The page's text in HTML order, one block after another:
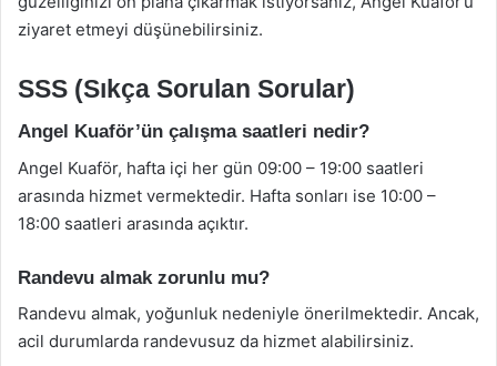
ziyaret etmeyi düşünebilirsiniz.
SSS (Sıkça Sorulan Sorular)
Angel Kuaför’ün çalışma saatleri nedir?
Angel Kuaför, hafta içi her gün 09:00 – 19:00 saatleri
arasında hizmet vermektedir. Hafta sonları ise 10:00 –
18:00 saatleri arasında açıktır.
Randevu almak zorunlu mu?
Randevu almak, yoğunluk nedeniyle önerilmektedir. Ancak,
acil durumlarda randevusuz da hizmet alabilirsiniz.